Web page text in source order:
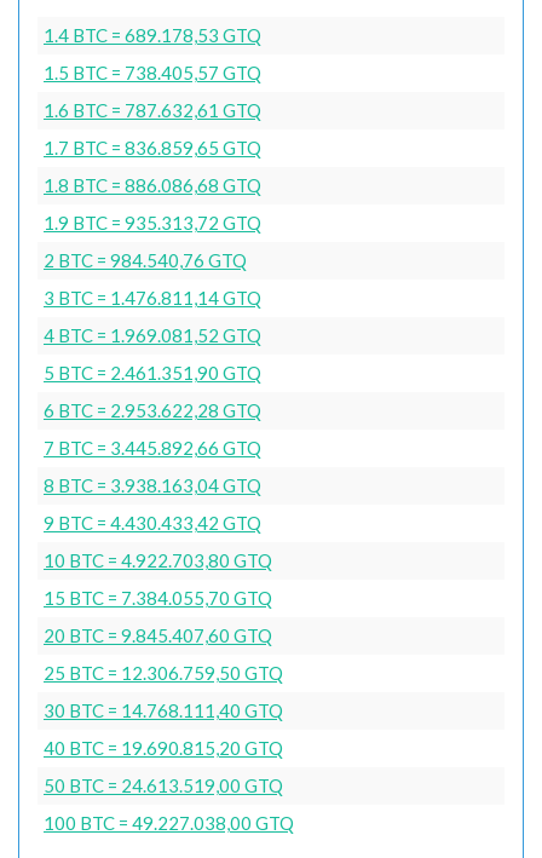
1.4 BTC = 689.178,53 GTQ
1.5 BTC = 738.405,57 GTQ
1.6 BTC = 787.632,61 GTQ
1.7 BTC = 836.859,65 GTQ
1.8 BTC = 886.086,68 GTQ
1.9 BTC = 935.313,72 GTQ
2 BTC = 984.540,76 GTQ
3 BTC = 1.476.811,14 GTQ
4 BTC = 1.969.081,52 GTQ
5 BTC = 2.461.351,90 GTQ
6 BTC = 2.953.622,28 GTQ
7 BTC = 3.445.892,66 GTQ
8 BTC = 3.938.163,04 GTQ
9 BTC = 4.430.433,42 GTQ
10 BTC = 4.922.703,80 GTQ
15 BTC = 7.384.055,70 GTQ
20 BTC = 9.845.407,60 GTQ
25 BTC = 12.306.759,50 GTQ
30 BTC = 14.768.111,40 GTQ
40 BTC = 19.690.815,20 GTQ
50 BTC = 24.613.519,00 GTQ
100 BTC = 49.227.038,00 GTQ